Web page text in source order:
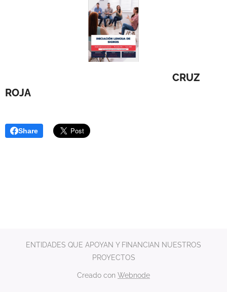
CRUZ
ROJA
Share
ENTIDADES QUE APOYAN Y FINANCIAN NUESTROS
PROYECTOS
Creado con Webnode